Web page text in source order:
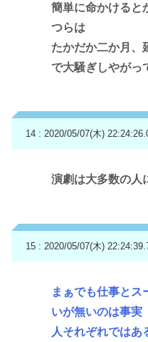
簡単に命かけると
つらは
たかだか二か月、
で大騒ぎしやがっ
14 : 2020/05/07(木)
演劇は大多数の人
15 : 2020/05/07(木)
まぁでも仕事とス
いが無いのは事実
人それぞれではあ